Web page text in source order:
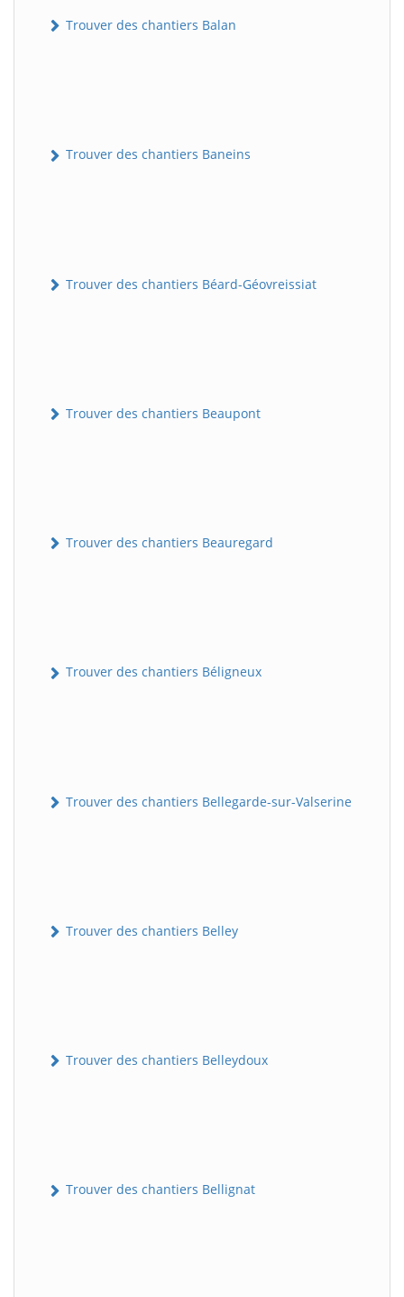
Trouver des chantiers Balan
Trouver des chantiers Baneins
Trouver des chantiers Béard-Géovreissiat
Trouver des chantiers Beaupont
Trouver des chantiers Beauregard
Trouver des chantiers Béligneux
Trouver des chantiers Bellegarde-sur-Valserine
Trouver des chantiers Belley
Trouver des chantiers Belleydoux
Trouver des chantiers Bellignat